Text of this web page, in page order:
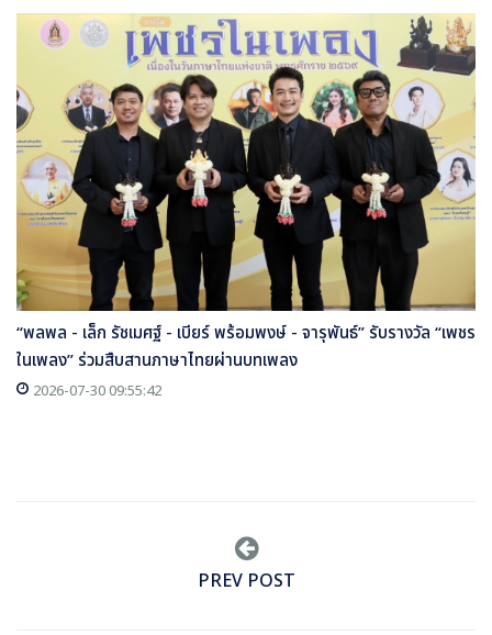
“พลพล - เล็ก รัชเมศฐ์ - เบียร์ พร้อมพงษ์ - จารุพันธ์” รับรางวัล “เพชร
ในเพลง” ร่วมสืบสานภาษาไทยผ่านบทเพลง
2026-07-30 09:55:42
PREV POST